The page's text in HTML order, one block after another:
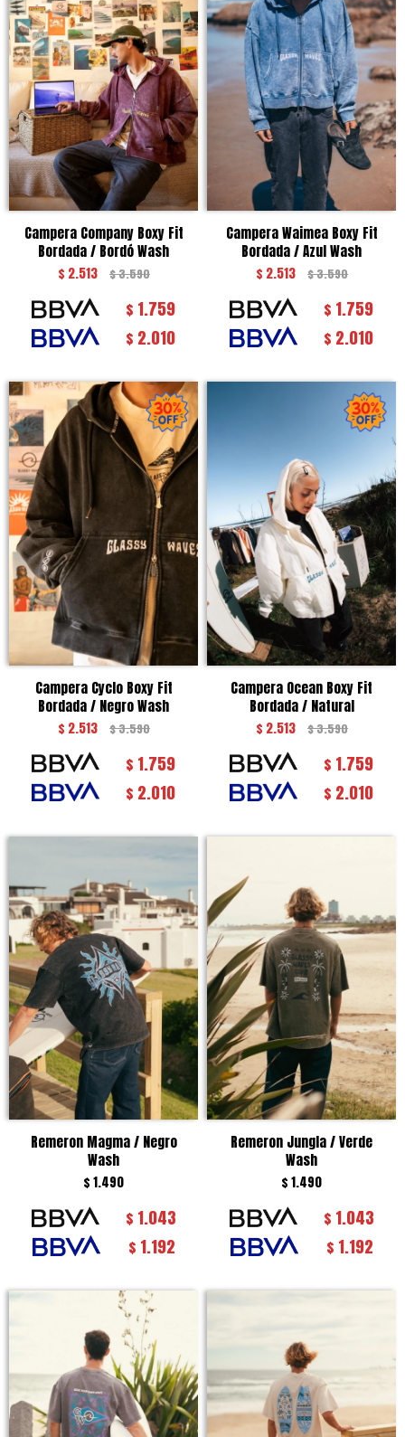
Campera Company Boxy Fit
Bordada / Bordó Wash
$ 2.513 $3.590
$ 1.759
$ 2.010
Campera Waimea Boxy Fit
Bordada / Azul Wash
$ 2.513 $3.590
$ 1.759
$ 2.010
Campera Cyclo Boxy Fit
Bordada / Negro Wash
$ 2.513 $3.590
$ 1.759
$ 2.010
Campera Ocean Boxy Fit
Bordada / Natural
$ 2.513 $3.590
$ 1.759
$ 2.010
Remeron Magma / Negro
Wash
$1.490
$ 1.043
$ 1.192
Remeron Jungla / Verde
Wash
$1.490
$ 1.043
$ 1.192